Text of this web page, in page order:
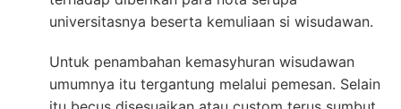
universitasnya beserta kemuliaan si wisudawan.
Untuk penambahan kemasyhuran wisudawan
umumnya itu tergantung melalui pemesan. Selain